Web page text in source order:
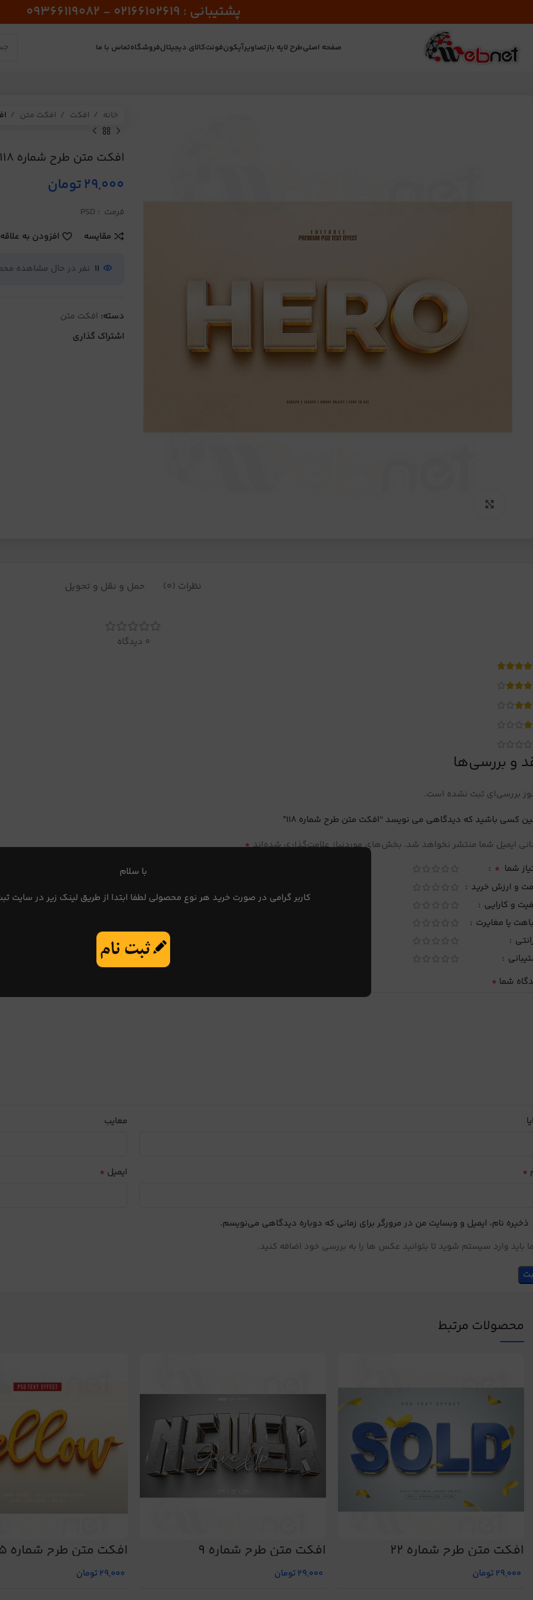
با سلام
کاربر گرامی در صورت خرید هر نوع محصولی لطفا ابتدا از طریق لینک زیر در سایت
پشتیبانی : 02166102619 - 09366119082
صفحه اصلیطرح لایه بازتصاویرآیکونفونتکالای دیجیتالفروشگاهتماس با ما
خانه افکت افکت متن
افکت متن طرح شماره 118
29,000تومان
فرمت : PSD
مقایسه
افزودن به
11 نفر در حال مشاهده
دسته: افکت متن
اشتراک گذاری
نظرات (0) حمل و نقل و تحویل
0 دیدگاه
و بررسی‌ها
بررسی‌ای ثبت نشده است.
کسی باشید که دیدگاهی می نویسد “افکت متن طرح شماره 118”
ایمیل شما منتشر نخواهد شد. بخش‌های موردنیاز علامت‌گذاری شده‌اند*
شما *
و ارزش خرید
و کارایی
یا مغایرت
شما *
معایب
* ایمیل *
ذخیره نام، ایمیل و وبسایت من در مرورگر برای زمانی که دوباره دیدگاهی می‌نویسم.
باید وارد سیستم شوید تا بتوانید عکس ها را به بررسی خود اضافه کنید.
محصولات مرتبط
افکت متن طرح شماره 22
29,000تومان
افکت متن طرح شماره 9
29,000تومان
افکت متن طرح شماره 15
29,000تومان